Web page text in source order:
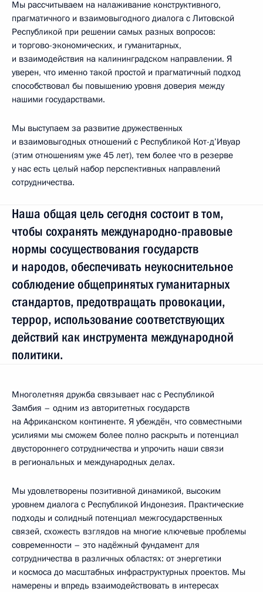
Мы рассчитываем на налаживание конструктивного,
прагматичного и взаимовыгодного диалога с Литовской
Республикой при решении самых разных вопросов:
и торгово-экономических, и гуманитарных,
и взаимодействия на калининградском направлении. Я
уверен, что именно такой простой и прагматичный подход
способствовал бы повышению уровня доверия между
нашими государствами.
Мы выступаем за развитие дружественных
и взаимовыгодных отношений с Республикой Кот-д’Ивуар
(этим отношениям уже 45 лет), тем более что в резерве
у нас есть целый набор перспективных направлений
сотрудничества.
Наша общая цель сегодня состоит в том,
чтобы сохранять международно-правовые
нормы сосуществования государств
и народов, обеспечивать неукоснительное
соблюдение общепринятых гуманитарных
стандартов, предотвращать провокации,
террор, использование соответствующих
действий как инструмента международной
политики.
Многолетняя дружба связывает нас с Республикой
Замбия – одним из авторитетных государств
на Африканском континенте. Я убеждён, что совместными
усилиями мы сможем более полно раскрыть и потенциал
двустороннего сотрудничества и упрочить наши связи
в региональных и международных делах.
Мы удовлетворены позитивной динамикой, высоким
уровнем диалога с Республикой Индонезия. Практические
подходы и солидный потенциал межгосударственных
связей, схожесть взглядов на многие ключевые проблемы
современности – это надёжный фундамент для
сотрудничества в различных областях: от энергетики
и космоса до масштабных инфраструктурных проектов. Мы
намерены и впредь взаимодействовать в интересах